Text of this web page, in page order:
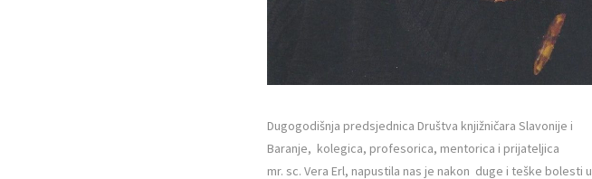
Dugogodišnja predsjednica Društva knjižničara Slavonije i
Baranje, kolegica, profesorica, mentorica i prijateljica
mr. sc. Vera Erl, napustila nas je nakon duge i teške bolesti u